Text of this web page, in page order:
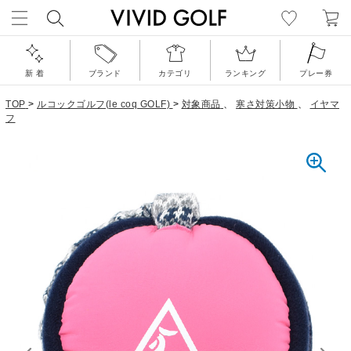
新 着 ブランド カテゴリ ランキング プレー券
TOP > ルコックゴルフ(le coq GOLF) > 対象商品 、 寒さ対策小物 、
イヤマ
フ